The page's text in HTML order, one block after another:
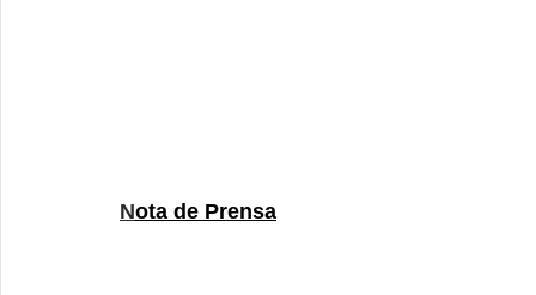
Nota de Prensa